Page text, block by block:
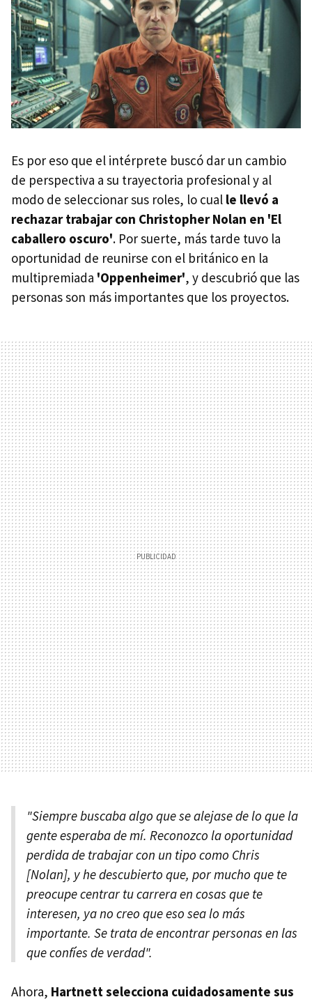
Es por eso que el intérprete buscó dar un cambio
de perspectiva a su trayectoria profesional y al
modo de seleccionar sus roles, lo cual le llevó a
rechazar trabajar con Christopher Nolan en 'El
caballero oscuro'. Por suerte, más tarde tuvo la
oportunidad de reunirse con el británico en la
multipremiada 'Oppenheimer', y descubrió que las
personas son más importantes que los proyectos.
"Siempre buscaba algo que se alejase de lo que la
gente esperaba de mí. Reconozco la oportunidad
perdida de trabajar con un tipo como Chris
[Nolan], y he descubierto que, por mucho que te
preocupe centrar tu carrera en cosas que te
interesen, ya no creo que eso sea lo más
importante. Se trata de encontrar personas en las
que confíes de verdad".
Ahora, Hartnett selecciona cuidadosamente sus